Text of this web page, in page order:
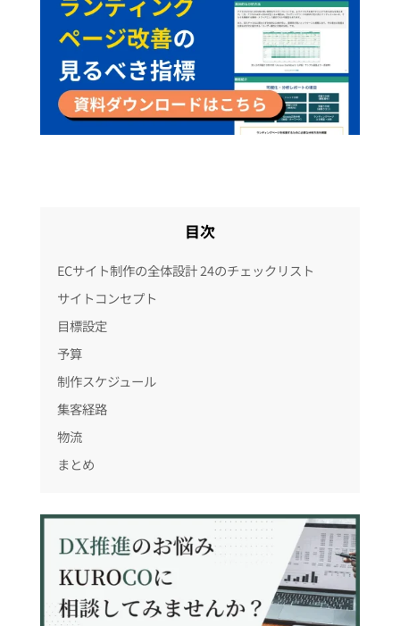
目次
ECサイト制作の全体設計 24のチェックリスト
サイトコンセプト
目標設定
予算
制作スケジュール
集客経路
物流
まとめ